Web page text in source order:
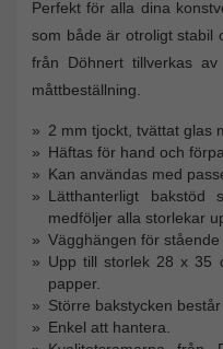
Perfekt för alla dina
som både är otroligt stabil
från Döhnert tillverkas
måttbeställning.
2 mm tjockt, tvättat glas
Häftas för hand och
Kan användas med
Lätthanterligt bakstöd
medföljer alla storlekar
Vägghängen för
Upp till storlek 28 x 35
papper.
Större bakstycken
Enkel att hantera.